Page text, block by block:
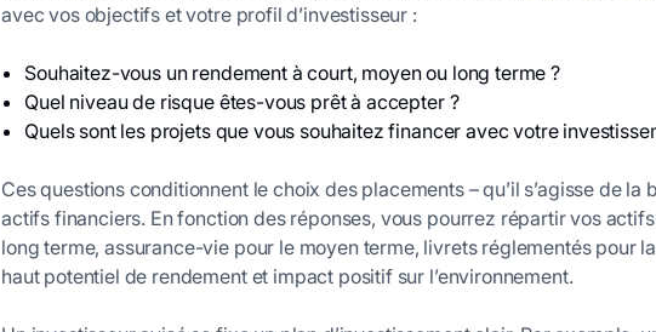
avec vos objectifs et votre profil d’investisseur :
Souhaitez-vous un rendement à court, moyen ou long terme ?
Quel niveau de risque êtes-vous prêt à accepter ?
Quels sont les projets que vous souhaitez financer avec votre
Ces questions conditionnent le choix des placements – qu’il s’agisse de la
actifs financiers. En fonction des réponses, vous pourrez répartir vos
long terme, assurance-vie pour le moyen terme, livrets réglementés pour
haut potentiel de rendement et impact positif sur l’environnement.